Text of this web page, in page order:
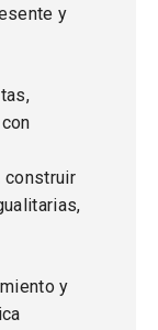
y
construir
y